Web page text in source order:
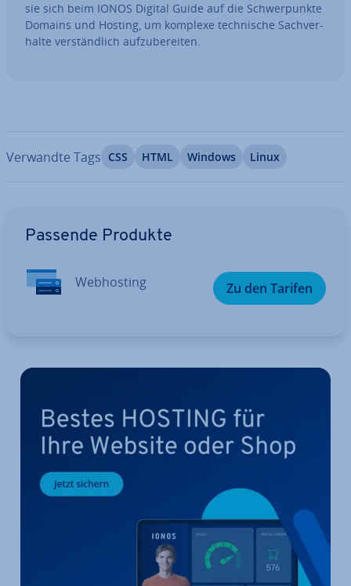
sie sich beim IONOS Digital Guide auf die Schwer­punk­te
Domains und Hosting, um komplexe tech­ni­sche Sach­ver­
hal­te ver­ständ­lich auf­zu­be­rei­ten.
Verwandte Tags CSS HTML Windows Linux
Passende Produkte
Web­hos­ting Zu den Tarifen